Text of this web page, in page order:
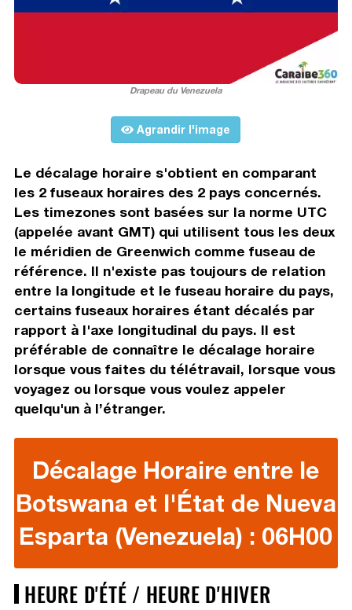
Drapeau du Venezuela
Agrandir l'image
Le décalage horaire s'obtient en comparant
les 2 fuseaux horaires des 2 pays concernés.
Les timezones sont basées sur la norme UTC
(appelée avant GMT) qui utilisent tous les deux
le méridien de Greenwich comme fuseau de
référence. Il n'existe pas toujours de relation
entre la longitude et le fuseau horaire du pays,
certains fuseaux horaires étant décalés par
rapport à l'axe longitudinal du pays. Il est
préférable de connaître le décalage horaire
lorsque vous faites du télétravail, lorsque vous
voyagez ou lorsque vous voulez appeler
quelqu'un à l’étranger.
Décalage Horaire entre le
Botswana et l'État de Nueva
Esparta (Venezuela) : 06H00
HEURE D'ÉTÉ / HEURE D'HIVER